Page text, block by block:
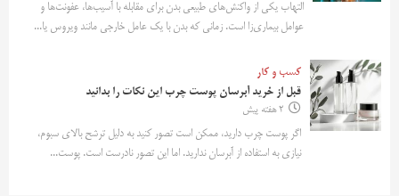
التهاب یکی از واکنش‌های طبیعی بدن برای مقابله با آسیب‌ها، عفونت‌ها و
عوامل بیماری‌زا است. زمانی که بدن با یک عامل خارجی مانند ویروس یا...
کسب و کار
قبل از خرید آبرسان پوست چرب این نکات را بدانید
2 هفته پیش
اگر پوست چرب دارید، ممکن است تصور کنید به دلیل ترشح بالای سبوم،
نیازی به استفاده از آبرسان ندارید. اما این تصور نادرست است. پوست...